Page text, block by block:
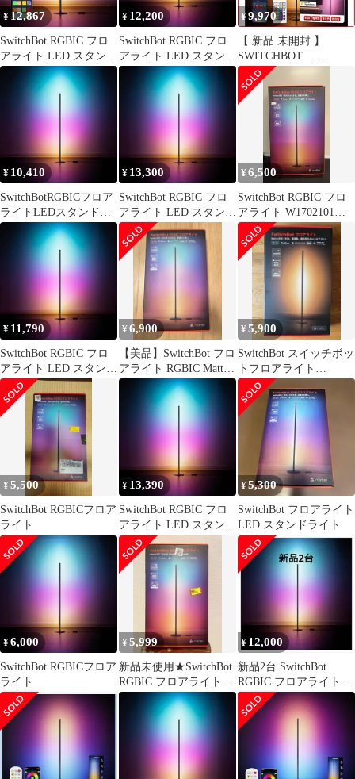
¥ 12,867
SwitchBot RGBIC フロ
アライト LED スタンド
ライト - スイッチボッ
ト 間接照明 スタンド
フロアランプ おしゃれ
寝室 照明 RGB 1600万
色 電球色 昼白色 昼光
色 マルチカラー 無段階
調光調色 Wi-Fi
Bluetooth Ma
¥ 12,200
SwitchBot RGBIC フロ
アライト LED スタンド
ライト - スイッチボッ
ト 間接照明 スタンド
フロアランプ おしゃれ
寝室 照明 RGB 1600万
色 電球色 昼白色 昼光
色 マルチカラー 無段階
調光調色 Wi-Fi Bluetoo
国内発送
¥9,970
【 新品 未開封 】
SWITCHBOT
SwitchBot フロアライト
［昼光色～電球色］
W1702100 未使用 送料
¥ 10,410
SwitchBotRGBICフロア
ライトLEDスタンドラ
イト-スイッチボット間
接照明スタンドフロア
ランプおしゃれ寝室照
明RGB1600万色電球色
昼白色昼光色マルチカ
ラー無段階調光調色Wi-
FiBluetooth
¥ 13,300
SwitchBot RGBIC フロ
アライト LED スタンド
ライト - スイッチボッ
ト 間接照明 スタンド
フロアランプ おしゃれ
寝室 照明 RGB 1600万
色 電球色 昼白色 昼光
色 マルチカラー 無段階
調光調色 Wi-Fi
Bluetooth Ma
¥6,500
SwitchBot RGBIC フロ
アライト W1702101
LEDスタンドライト
++925214
¥ 11,790
SwitchBot RGBIC フロ
アライト LED スタンド
ライト - スイッチボッ
ト 間接照明 スタンド
フロアランプ おしゃれ
寝室 照明 RGB 1600万
色 電球色 昼白色 昼光
色 マルチカラー 無段階
調光調色 Wi-Fi
Bluetooth Ma
¥6,900
【美品】SwitchBot フロ
アライト RGBIC Matter
対応
¥5,900
SwitchBot スイッチボッ
トフロアライト
W1702101
¥5,500
SwitchBot RGBICフロア
ライト
¥ 13,390
SwitchBot RGBIC フロ
アライト LED スタンド
ライト - スイッチボッ
ト 間接照明 スタンド
フロアランプ おしゃれ
寝室 照明 RGB 1600万
色 マルチカラー 無段階
調光調色 Wi-Fi
Bluetooth Ju
¥5,300
SwitchBot フロアライト
LED スタンドライト
¥6,000
SwitchBot RGBICフロア
ライト
¥5,999
新品未使用★SwitchBot
RGBIC フロアライト
LED スタンドライト
¥ 12,000
新品2台 SwitchBot
RGBIC フロアライト ス
マート照明